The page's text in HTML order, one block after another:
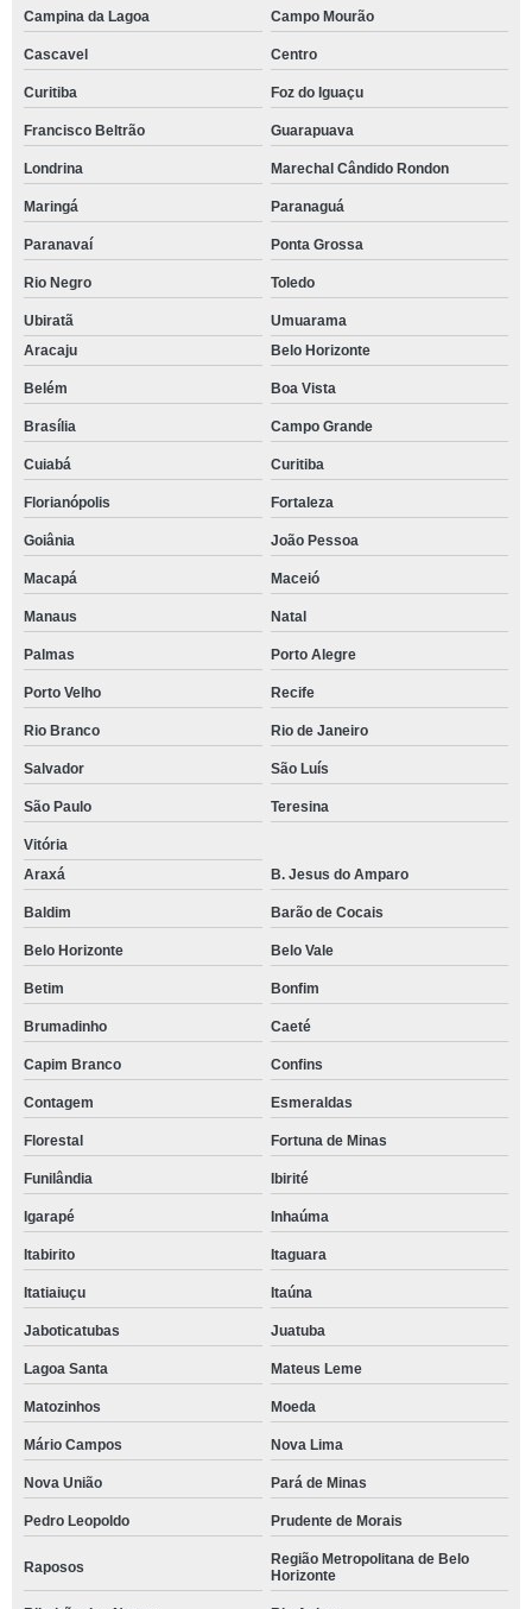
Campina da Lagoa Campo Mourão
Cascavel Centro
Curitiba Foz do Iguaçu
Francisco Beltrão Guarapuava
Londrina Marechal Cândido Rondon
Maringá Paranaguá
Paranavaí Ponta Grossa
Rio Negro Toledo
Ubiratã
Umuarama
Aracaju
Belo Horizonte
Belém Boa Vista
Brasília Campo Grande
Cuiabá Curitiba
Florianópolis Fortaleza
Goiânia João Pessoa
Macapá Maceió
Manaus Natal
Palmas Porto Alegre
Porto Velho Recife
Rio Branco Rio de Janeiro
Salvador São Luís
São Paulo Teresina
Vitória
Araxá
B. Jesus do Amparo
Baldim Barão de Cocais
Belo Horizonte Belo Vale
Betim Bonfim
Brumadinho Caeté
Capim Branco Confins
Contagem Esmeraldas
Florestal Fortuna de Minas
Funilândia Ibirité
Igarapé Inhaúma
Itabirito Itaguara
Itatiaiuçu Itaúna
Jaboticatubas Juatuba
Lagoa Santa Mateus Leme
Matozinhos Moeda
Mário Campos Nova Lima
Nova União Pará de Minas
Pedro Leopoldo Prudente de Morais
Raposos
Região Metropolitana de Belo
Horizonte